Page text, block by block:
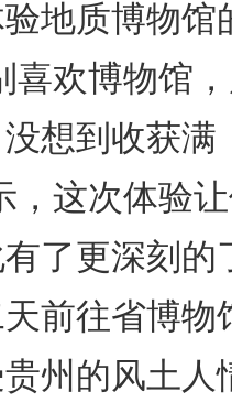
地质博物馆
喜欢博物馆
想到收获满
，这次体验
了更深刻的
前往省博物
州的风土人